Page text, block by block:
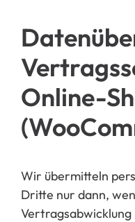
Vertra
Online-
Wir übermitteln
Dritte nur dann,